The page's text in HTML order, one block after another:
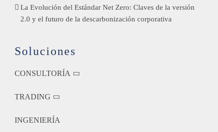
La Evolución del Estándar Net Zero: Claves de la versión
2.0 y el futuro de la descarbonización corporativa
Soluciones
CONSULTORÍA
TRADING
INGENIERÍA